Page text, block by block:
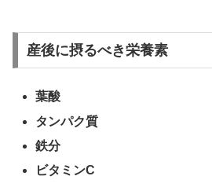
産後に摂るべき栄養素
葉酸
タンパク質
鉄分
ビタミンC